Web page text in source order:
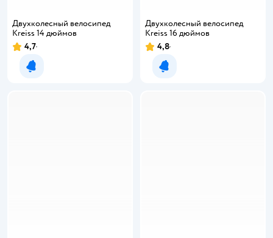
Двухколесный велосипед
Kreiss 14 дюймов
4,7
Уведомить о появлении
Двухколесный велосипед
Kreiss 16 дюймов
4,8
Уведомить о появлении